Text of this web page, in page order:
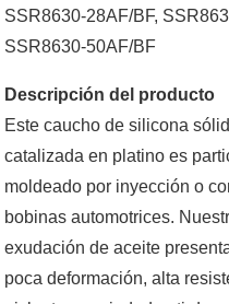
SSR8630-28AF/BF,
SSR8630-50AF/BF
Descripción del producto
Este caucho de silicona
catalizada en platino es
moldeado por inyección o
bobinas automotrices.
exudación de aceite
poca deformación, alta